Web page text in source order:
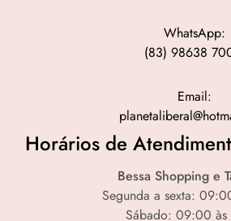
WhatsApp:
(83) 98638
Email:
Horários de
Bessa Shopping e
Segunda a sexta:
Sábado: 09:00 às